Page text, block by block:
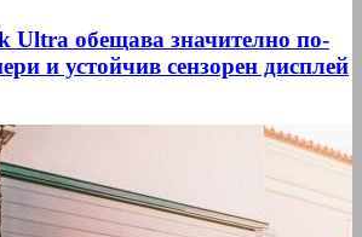
Ultra обещава значително по-
и устойчив сензорен дисплей